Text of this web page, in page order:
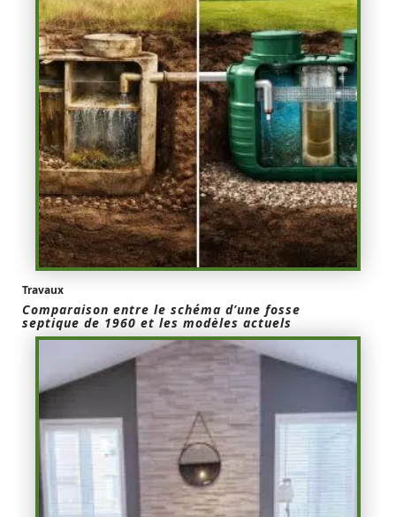
Travaux
Comparaison entre le schéma d’une fosse
septique de 1960 et les modèles actuels